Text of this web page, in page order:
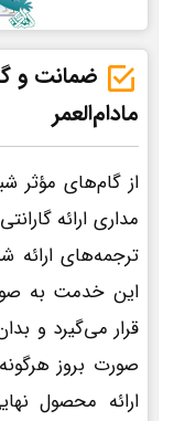
ضمانت و
مادام‌العمر
از گام‌های مؤثر
مداری ارائه
ترجمه‌های
این خدمت به
قرار می‌گیرد و
صورت بروز
ارائه محصول